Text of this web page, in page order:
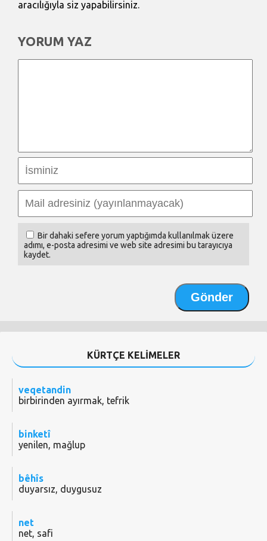
aracılığıyla siz yapabilirsiniz.
YORUM YAZ
Bir dahaki sefere yorum yaptığımda kullanılmak üzere
adımı, e-posta adresimi ve web site adresimi bu tarayıcıya
kaydet.
KÜRTÇE KELİMELER
veqetandin
birbirinden ayırmak, tefrik
binketî
yenilen, mağlup
bêhîs
duyarsız, duygusuz
net
net, safi